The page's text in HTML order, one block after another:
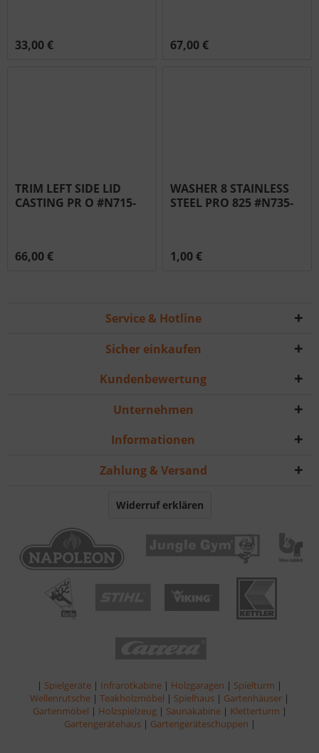
33,00 € 67,00 €
TRIM LEFT SIDE LID
CASTING PR O #N715-
66,00 €
WASHER 8 STAINLESS
STEEL PRO 825 #N735-
1,00 €
Service & Hotline
Sicher einkaufen
Kundenbewertung
Unternehmen
Informationen
Zahlung & Versand
Widerruf erklären
| Spielgeräte | Infrarotkabine | Holzgaragen | Spielturm |
Wellenrutsche | Teakholzmöbel | Spielhaus | Gartenhäuser |
Gartenmöbel | Holzspielzeug | Saunakabine | Kletterturm |
Gartengerätehaus | Gartengeräteschuppen |